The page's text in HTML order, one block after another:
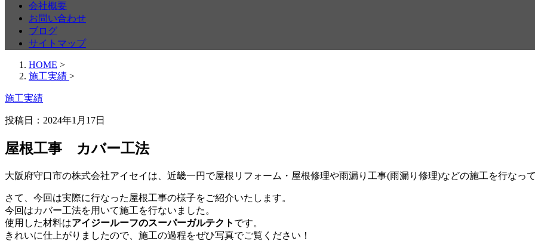
会社概要
お問い合わせ
ブログ
サイトマップ
HOME >
施工実績 >
施工実績
投稿日：2024年1月17日
屋根工事 カバー工法
大阪府守口市の株式会社アイセイは、近畿一円で屋根リフォーム・屋根修理や雨漏り工事(雨漏り修理)などの施工を行なって
さて、今回は実際に行なった屋根工事の様子をご紹介いたします。
今回はカバー工法を用いて施工を行ないました。
使用した材料はアイジールーフのスーパーガルテクト です。
きれいに仕上がりましたので、施工の過程をぜひ写真でご覧ください！